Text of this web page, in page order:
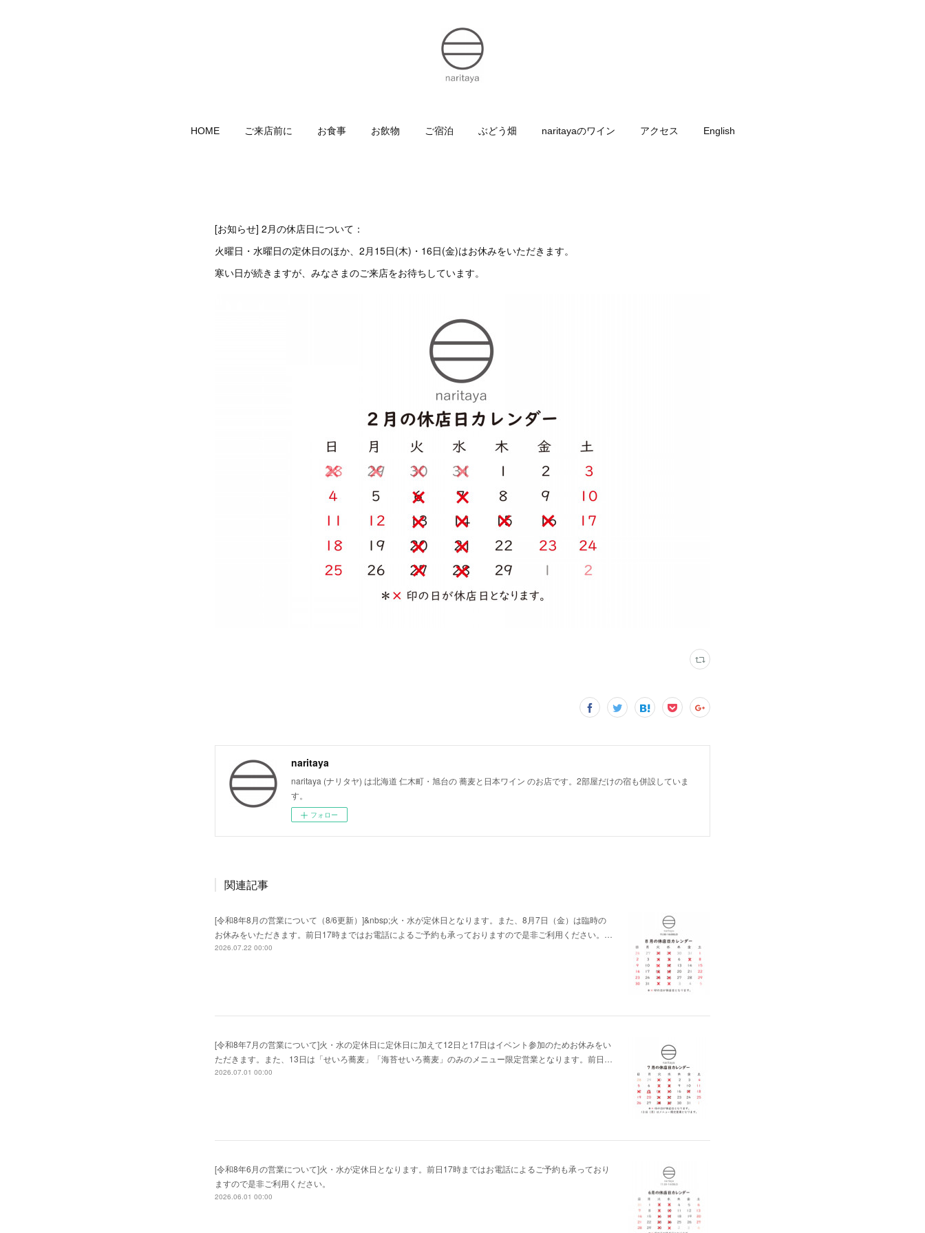
HOME ご来店前に お食事 お飲物 ご宿泊 ぶどう畑 naritayaのワイン アクセス English
[お知らせ] 2月の休店日について：
火曜日・水曜日の定休日のほか、2月15日(木)・16日(金)はお休みをいただきます。
寒い日が続きますが、みなさまのご来店をお待ちしています。
naritaya
naritaya (ナリタヤ) は北海道 仁木町・旭台の 蕎麦と日本ワイン のお店です。2部屋だけの宿も併設していま
す。
フォロー
関連記事
[令和8年8月の営業について（8/6更新）]&nbsp;火・水が定休日となります。また、8月7日（金）は臨時の
お休みをいただきます。前日17時まではお電話によるご予約も承っておりますので是非ご利用ください。…
2026.07.22 00:00
[令和8年7月の営業について]火・水の定休日に定休日に加えて12日と17日はイベント参加のためお休みをい
ただきます。また、13日は「せいろ蕎麦」「海苔せいろ蕎麦」のみのメニュー限定営業となります。前日…
2026.07.01 00:00
[令和8年6月の営業について]火・水が定休日となります。前日17時まではお電話によるご予約も承っており
ますので是非ご利用ください。
2026.06.01 00:00